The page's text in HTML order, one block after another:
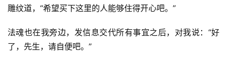
雕纹道，“希望买下这里的人能够住得开心吧。”
法魂也在我旁边，发信息交代所有事宜之后，对我说：“好
了，先生，请自便吧。”